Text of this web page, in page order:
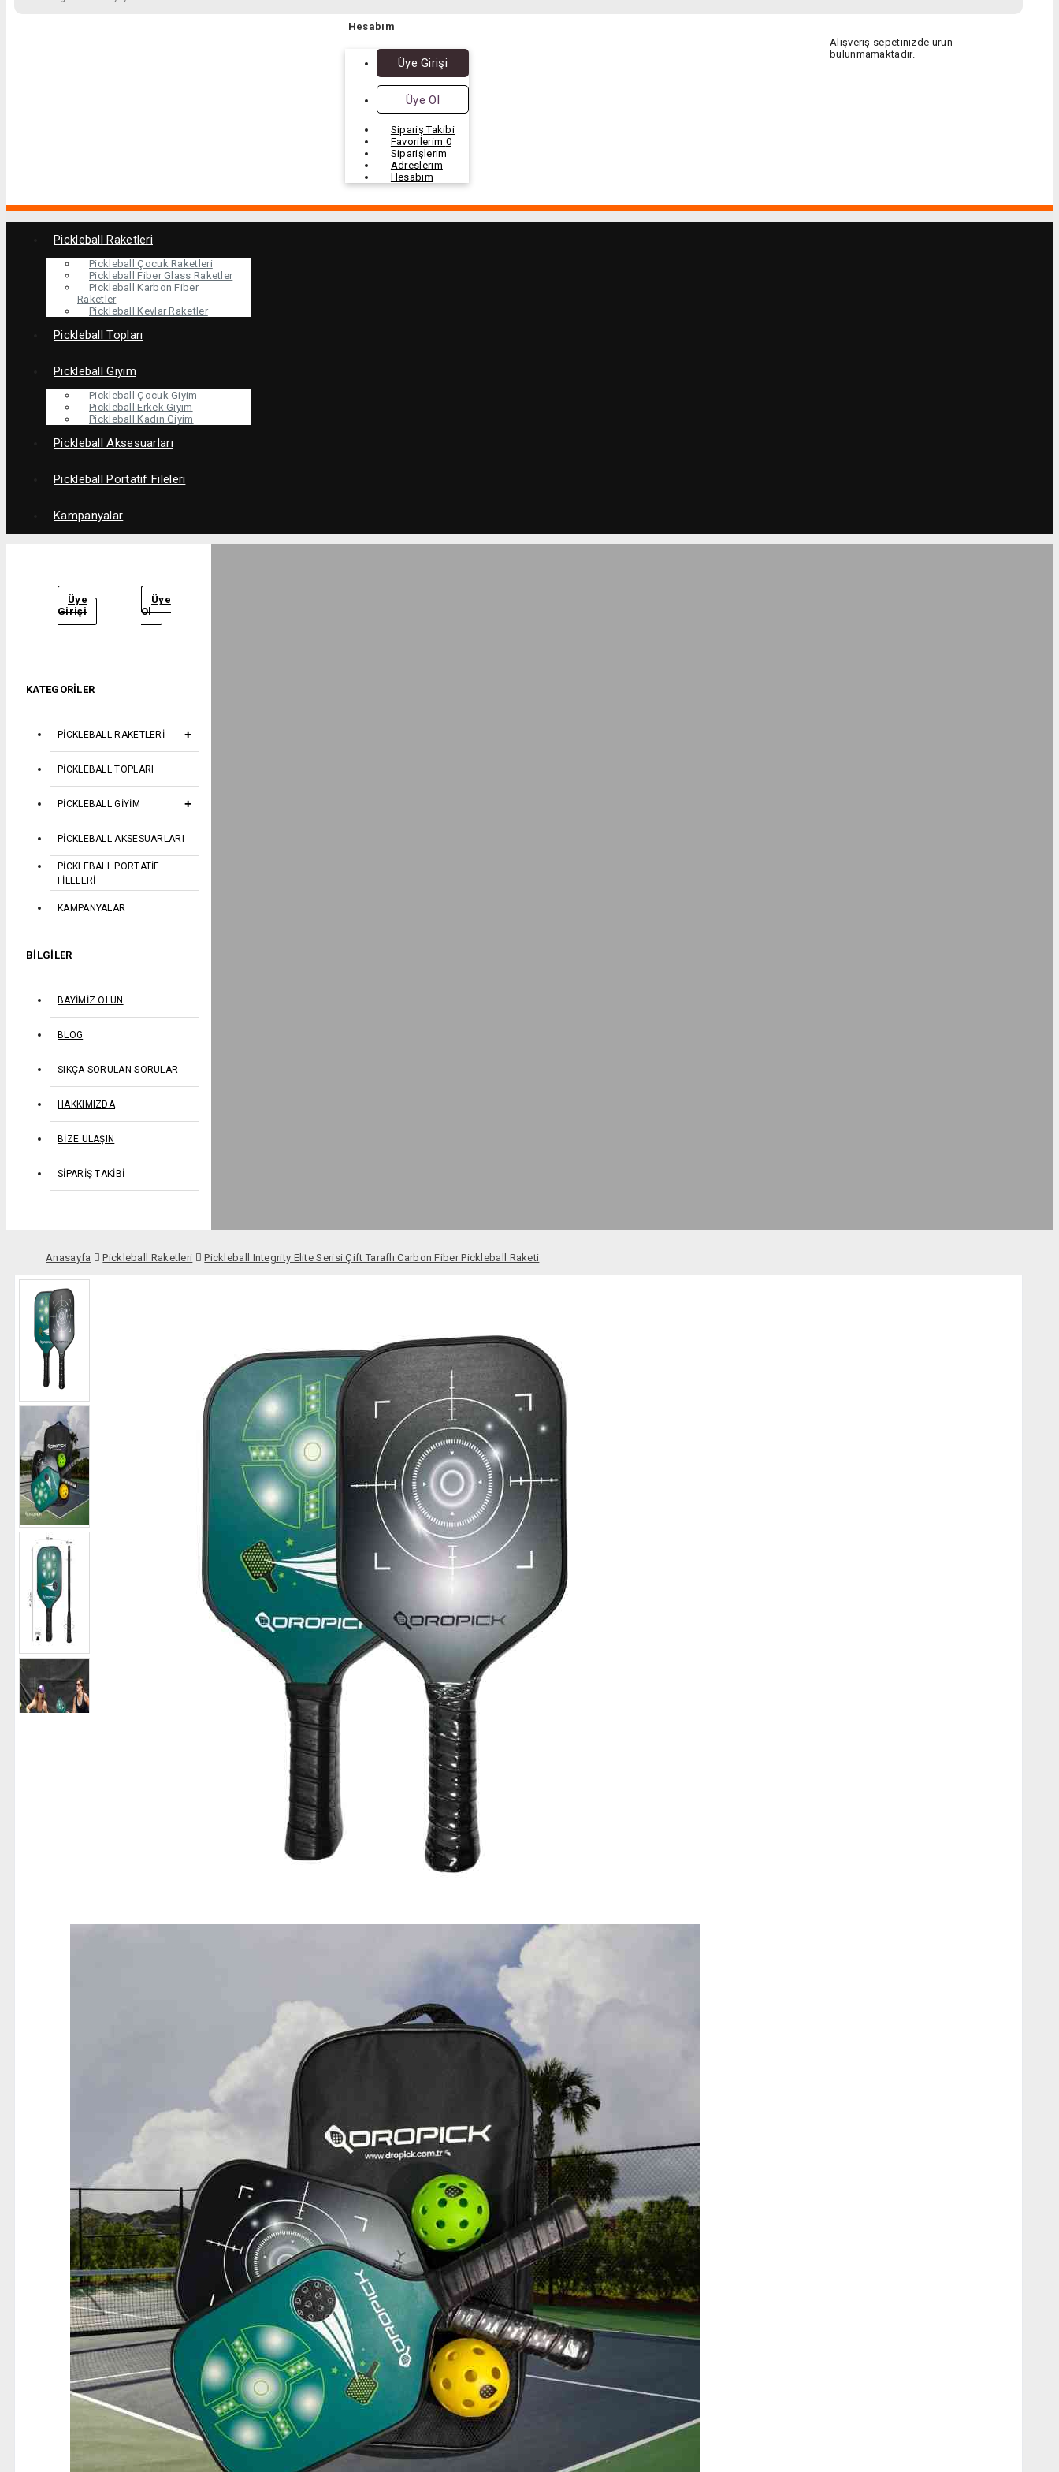
Alışveriş sepetinizde ürün
bulunmamaktadır.
Hesabım
Üye Girişi
Üye Ol
Sipariş Takibi
Favorilerim 0
Siparişlerim
Adreslerim
Hesabım
Pickleball Raketleri
Pickleball Çocuk Raketleri
Pickleball Fiber Glass Raketler
Pickleball Karbon Fiber
Raketler
Pickleball Kevlar Raketler
Pickleball Topları
Pickleball Giyim
Pickleball Çocuk Giyim
Pickleball Erkek Giyim
Pickleball Kadın Giyim
Pickleball Aksesuarları
Pickleball Portatif Fileleri
Kampanyalar
Üye
Girişi
Üye
Ol
KATEGORILER
PICKLEBALL RAKETLERI
PICKLEBALL TOPLARI
PICKLEBALL GIYIM
PICKLEBALL AKSESUARLARI
PICKLEBALL PORTATIF
FILELERI
KAMPANYALAR
BILGILER
BAYIMIZ OLUN
BLOG
SIKÇA SORULAN SORULAR
HAKKIMIZDA
BIZE ULAŞIN
SIPARIŞ TAKIBI
Anasayfa Pickleball Raketleri Pickleball Integrity Elite Serisi Çift Taraflı Carbon Fiber Pickleball Raketi